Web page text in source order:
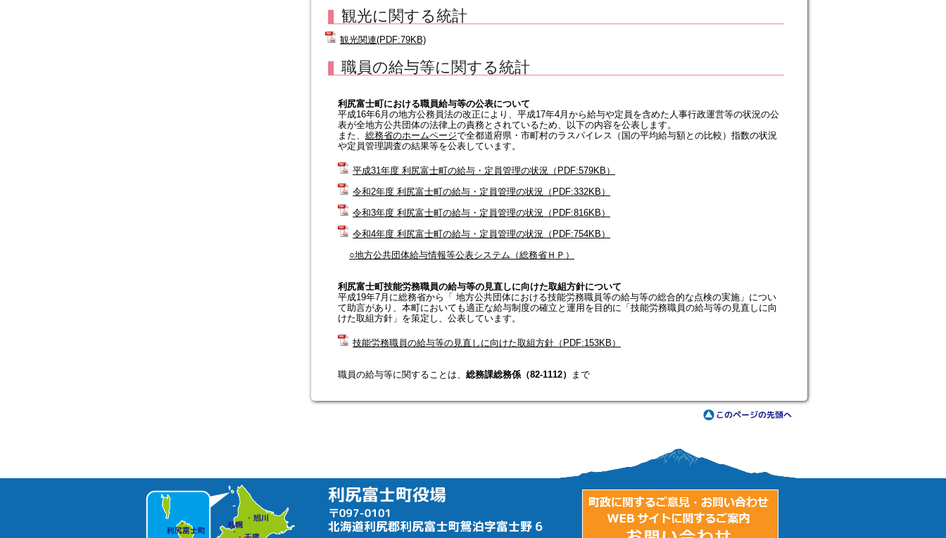
観光に関する統計
観光関連(PDF:79KB)
職員の給与等に関する統計
利尻富士町における職員給与等の公表について
平成16年6月の地方公務員法の改正により、平成17年4月から給与や定員を含めた人事行政運営等の状況の公
表が全地方公共団体の法律上の責務とされているため、以下の内容を公表します。
また、 総務省のホームページで全都道府県・市町村のラスパイレス（国の平均給与額との比較）指数の状況
や定員管理調査の結果等を公表しています。
平成31年度 利尻富士町の給与・定員管理の状況（PDF:579KB）
令和2年度 利尻富士町の給与・定員管理の状況（PDF:332KB）
令和3年度 利尻富士町の給与・定員管理の状況（PDF:816KB）
令和4年度 利尻富士町の給与・定員管理の状況（PDF:754KB）
○地方公共団体給与情報等公表システム（総務省ＨＰ）
利尻富士町技能労務職員の給与等の見直しに向けた取組方針について
平成19年7月に総務省から「 地方公共団体における技能労務職員等の給与等の総合的な点検の実施」につい
て助言があり、本町においても適正な給与制度の確立と運用を目的に「技能労務職員の給与等の見直しに向
けた取組方針」を策定し、公表しています。
技能労務職員の給与等の見直しに向けた取組方針（PDF:153KB）
職員の給与等に関することは、 総務課総務係（82-1112） まで